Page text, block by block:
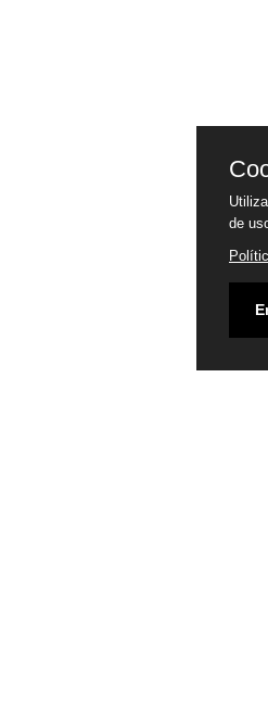
de